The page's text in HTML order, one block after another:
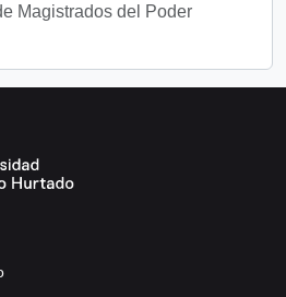
Magistrados del Poder